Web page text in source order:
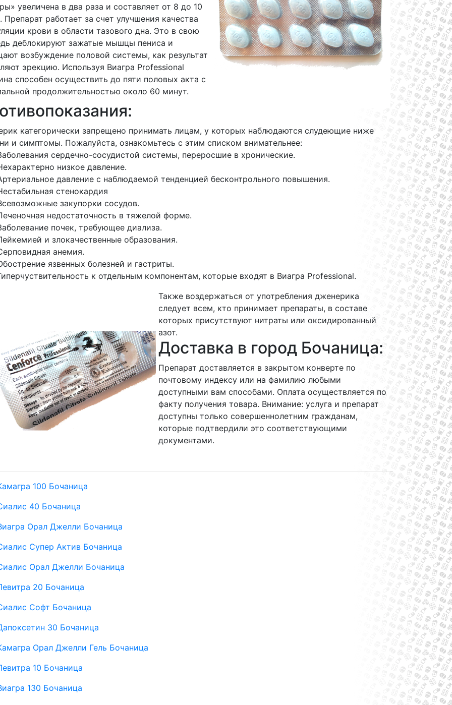
увеличена в два раза и составляет от 8 до 10
Препарат работает за счет улучшения качества
крови в области тазового дна. Это в свою
деблокируют зажатые мышцы пениса и
возбуждение половой системы, как результат
эрекцию. Используя Виагра Professional
способен осуществить до пяти половых акта с
продолжительностью около 60 минут.
категорически запрещено принимать лицам, у которых наблюдаются слудеющие ниже
и симптомы. Пожалуйста, ознакомьтесь с этим списком внимательнее:
сердечно-сосудистой системы, переросшие в хронические.
низкое давление.
давление с наблюдаемой тенденцией бесконтрольного повышения.
стенокардия
закупорки сосудов.
недостаточность в тяжелой форме.
почек, требующее диализа.
и злокачественные образования.
анемия.
язвенных болезней и гастриты.
к отдельным компонентам, которые входят в Виагра Professional.
Также воздержаться от употребления дженерика
следует всем, кто принимает препараты, в составе
которых присутствуют нитраты или оксидированный
азот.
Доставка в город Бочаница:
Препарат доставляется в закрытом конверте по
почтовому индексу или на фамилию любыми
доступными вам способами. Оплата осуществляется по
факту получения товара. Внимание: услуга и препарат
доступны только совершеннолетним гражданам,
которые подтвердили это соответствующими
документами.
100 Бочаница
40 Бочаница
Орал Джелли Бочаница
Супер Актив Бочаница
Орал Джелли Бочаница
20 Бочаница
Софт Бочаница
30 Бочаница
Орал Джелли Гель Бочаница
10 Бочаница
130 Бочаница